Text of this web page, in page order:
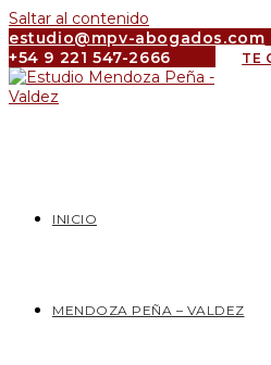
Saltar al contenido
estudio@mpv-abogados.com
+54 9 221 547-2666
TE
INICIO
MENDOZA PEÑA – VALDEZ